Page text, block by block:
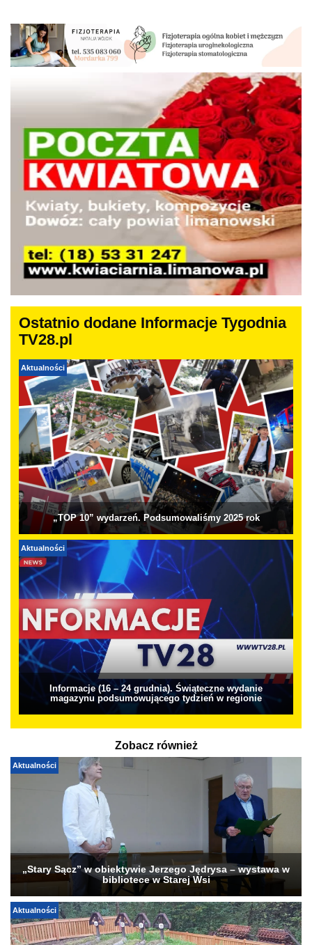
Ostatnio dodane Informacje Tygodnia
TV28.pl
Aktualności
„TOP 10” wydarzeń. Podsumowaliśmy 2025 rok
Aktualności
Informacje (16 – 24 grudnia). Świąteczne wydanie
magazynu podsumowującego tydzień w regionie
Zobacz również
Aktualności
„Stary Sącz” w obiektywie Jerzego Jędrysa – wystawa w
bibliotece w Starej Wsi
Aktualności